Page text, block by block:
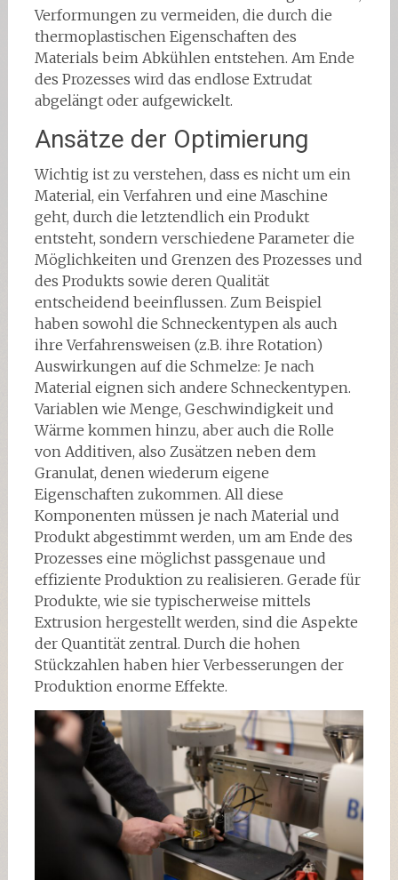
Verformungen zu vermeiden, die durch die
thermoplastischen Eigenschaften des
Materials beim Abkühlen entstehen. Am Ende
des Prozesses wird das endlose Extrudat
abgelängt oder aufgewickelt.
Ansätze der Optimierung
Wichtig ist zu verstehen, dass es nicht um ein
Material, ein Verfahren und eine Maschine
geht, durch die letztendlich ein Produkt
entsteht, sondern verschiedene Parameter die
Möglichkeiten und Grenzen des Prozesses und
des Produkts sowie deren Qualität
entscheidend beeinflussen. Zum Beispiel
haben sowohl die Schneckentypen als auch
ihre Verfahrensweisen (z.B. ihre Rotation)
Auswirkungen auf die Schmelze: Je nach
Material eignen sich andere Schneckentypen.
Variablen wie Menge, Geschwindigkeit und
Wärme kommen hinzu, aber auch die Rolle
von Additiven, also Zusätzen neben dem
Granulat, denen wiederum eigene
Eigenschaften zukommen. All diese
Komponenten müssen je nach Material und
Produkt abgestimmt werden, um am Ende des
Prozesses eine möglichst passgenaue und
effiziente Produktion zu realisieren. Gerade für
Produkte, wie sie typischerweise mittels
Extrusion hergestellt werden, sind die Aspekte
der Quantität zentral. Durch die hohen
Stückzahlen haben hier Verbesserungen der
Produktion enorme Effekte.